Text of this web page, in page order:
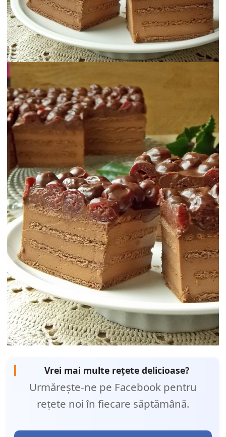
Vrei mai multe rețete delicioase?
Urmărește-ne pe Facebook pentru
rețete noi în fiecare săptămână.